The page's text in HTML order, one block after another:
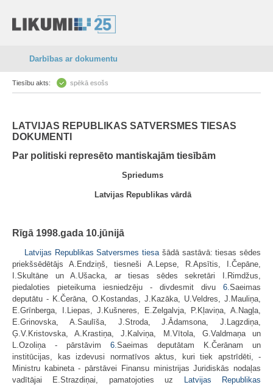
Darbības ar dokumentu
Tiesību akts: spēkā esošs
LATVIJAS REPUBLIKAS SATVERSMES TIESAS
DOKUMENTI
Par politiski represēto mantiskajām tiesībām
Spriedums
Latvijas Republikas vārdā
Rīgā 1998.gada 10.jūnijā
Latvijas Republikas Satversmes tiesašādā sastāvā: tiesas sēdes
priekšsēdētājs A.Endziņš,tiesneši A.Lepse, R.Apsītis, I.Čepāne,
I.Skultāne un A.Ušacka, artiesas sēdes sekretāri I.Rimdžus,
piedaloties pieteikuma iesniedzēju - divdesmit divu 6.Saeimas
deputātu - K.Čerāna, O.Kostandas, J.Kazāka, U.Veldres, J.Mauliņa,
E.Grīnberga,
I.Liepas, J.Kušneres, E.Zelgalvja, P.Kļaviņa, A.Nagļa,
E.Grinovska, A.Saulīša, J.Stroda, J.Ādamsona, J.Lagzdiņa,
Ģ.V.Kristovska, A.Krastiņa, J.Kalviņa, M.Vītola, G.Valdmaņa un
L.Ozoliņa - pārstāvim 6.Saeimas deputātam K.Čerānam un
institūcijas, kas izdevusi normatīvos aktus, kuri tiek apstrīdēti, -
Ministru kabineta - pārstāvei Finansu ministrijas Juridiskās nodaļas
vadītājai E.Strazdiņai, pamatojoties uz
Latvijas Republikas